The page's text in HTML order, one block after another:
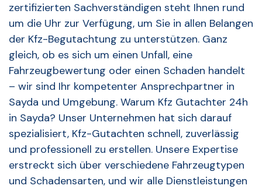
zertifizierten Sachverständigen steht Ihnen rund
um die Uhr zur Verfügung, um Sie in allen Belangen
der Kfz-Begutachtung zu unterstützen. Ganz
gleich, ob es sich um einen Unfall, eine
Fahrzeugbewertung oder einen Schaden handelt
– wir sind Ihr kompetenter Ansprechpartner in
Sayda und Umgebung. Warum Kfz Gutachter 24h
in Sayda? Unser Unternehmen hat sich darauf
spezialisiert, Kfz-Gutachten schnell, zuverlässig
und professionell zu erstellen. Unsere Expertise
erstreckt sich über verschiedene Fahrzeugtypen
und Schadensarten, und wir alle Dienstleistungen